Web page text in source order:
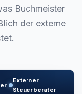
Buchmeister
der externe
Externer
Steuerberater